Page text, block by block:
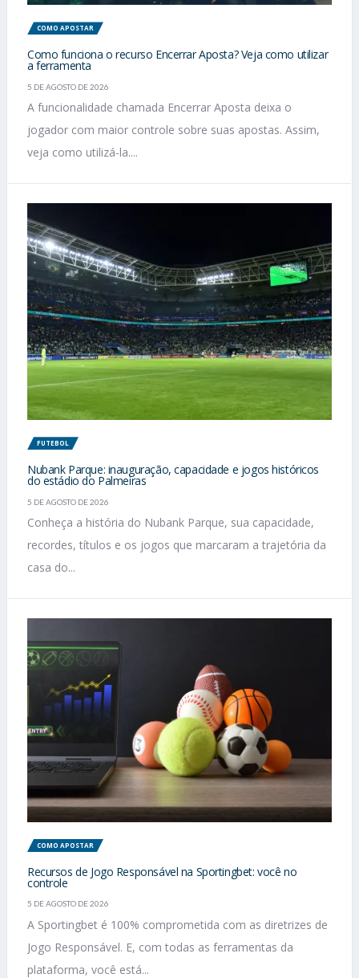
COMO APOSTAR
Como funciona o recurso Encerrar Aposta? Veja como utilizar
a ferramenta
5 DE AGOSTO DE 2026
A funcionalidade chamada Encerrar Aposta deixa o
jogador com maior controle sobre suas apostas. Assim,
veja como utilizá-la....
FUTEBOL
Nubank Parque: inauguração, capacidade e jogos históricos
do estádio do Palmeiras
5 DE AGOSTO DE 2026
Conheça a história do Nubank Parque, sua capacidade,
recordes, títulos e os jogos que marcaram a trajetória da
casa do...
COMO APOSTAR
Recursos de Jogo Responsável na Sportingbet: você no
controle
5 DE AGOSTO DE 2026
A Sportingbet é 100% comprometida com as diretrizes de
Jogo Responsável. E, com todas as ferramentas da
plataforma, você está...